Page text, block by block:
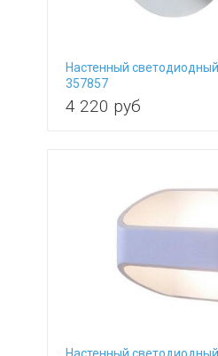
Настенный
357857
4 220 руб